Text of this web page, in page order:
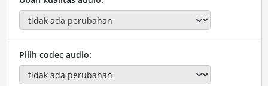
Pilih codec audio: